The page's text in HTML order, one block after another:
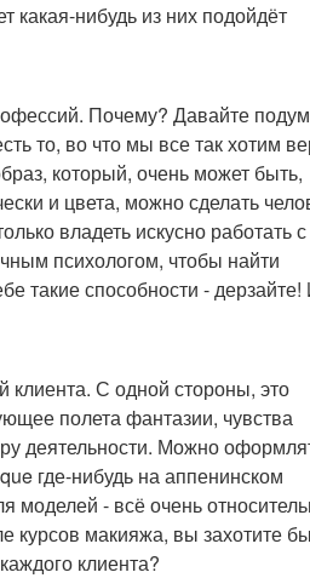
какая-нибудь из них подойдёт
Почему? Давайте
то, во что мы все так хотим
который, очень может быть,
и цвета, можно сделать
владеть искусно работать с
психологом, чтобы найти
такие способности - дерзайте!
клиента. С одной стороны, это
полета фантазии, чувства
деятельности. Можно
где-нибудь на аппенинском
моделей - всё очень
курсов макияжа, вы захотите
клиента?